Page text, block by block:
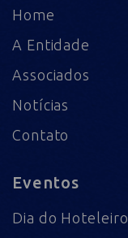
Home
A Entidade
Associados
Notícias
Contato
Eventos
Dia do Hoteleiro